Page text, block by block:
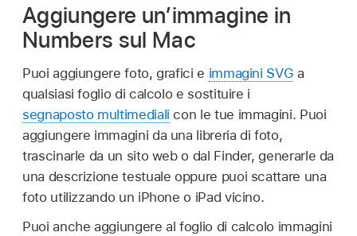
Aggiungere un’immagine in
Numbers sul Mac
Puoi aggiungere foto, grafici e immagini SVG a
qualsiasi foglio di calcolo e sostituire i
segnaposto multimediali con le tue immagini. Puoi
aggiungere immagini da una libreria di foto,
trascinarle da un sito web o dal Finder, generarle da
una descrizione testuale oppure puoi scattare una
foto utilizzando un iPhone o iPad vicino.
Puoi anche aggiungere al foglio di calcolo immagini